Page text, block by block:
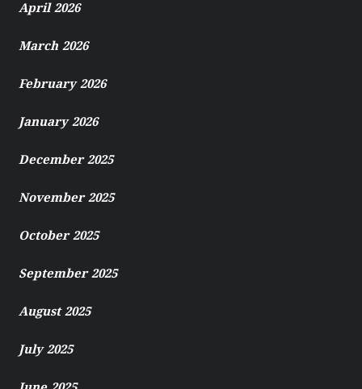
April 2026
March 2026
February 2026
January 2026
December 2025
November 2025
October 2025
September 2025
August 2025
July 2025